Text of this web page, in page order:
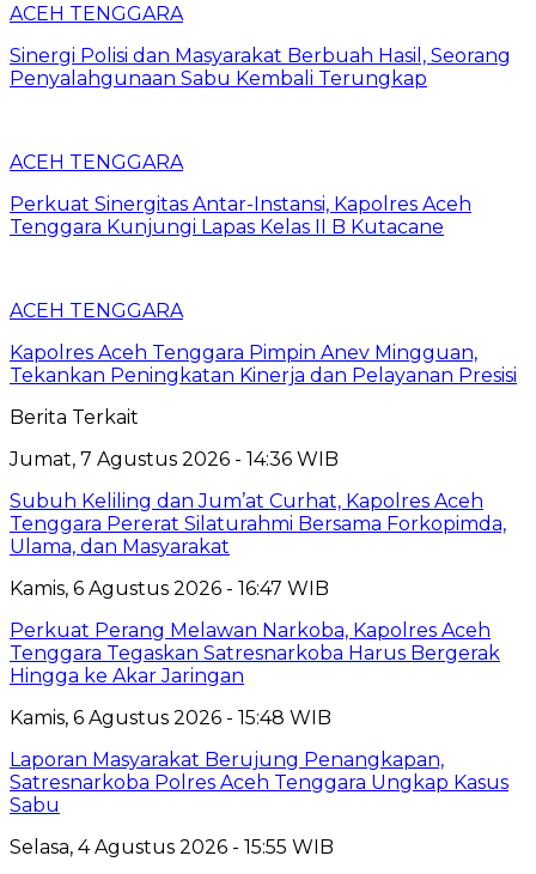
ACEH TENGGARA
Sinergi Polisi dan Masyarakat Berbuah Hasil, Seorang
Penyalahgunaan Sabu Kembali Terungkap
ACEH TENGGARA
Perkuat Sinergitas Antar-Instansi, Kapolres Aceh
Tenggara Kunjungi Lapas Kelas II B Kutacane
ACEH TENGGARA
Kapolres Aceh Tenggara Pimpin Anev Mingguan,
Tekankan Peningkatan Kinerja dan Pelayanan Presisi
Berita Terkait
Jumat, 7 Agustus 2026 - 14:36 WIB
Subuh Keliling dan Jum’at Curhat, Kapolres Aceh
Tenggara Pererat Silaturahmi Bersama Forkopimda,
Ulama, dan Masyarakat
Kamis, 6 Agustus 2026 - 16:47 WIB
Perkuat Perang Melawan Narkoba, Kapolres Aceh
Tenggara Tegaskan Satresnarkoba Harus Bergerak
Hingga ke Akar Jaringan
Kamis, 6 Agustus 2026 - 15:48 WIB
Laporan Masyarakat Berujung Penangkapan,
Satresnarkoba Polres Aceh Tenggara Ungkap Kasus
Sabu
Selasa, 4 Agustus 2026 - 15:55 WIB